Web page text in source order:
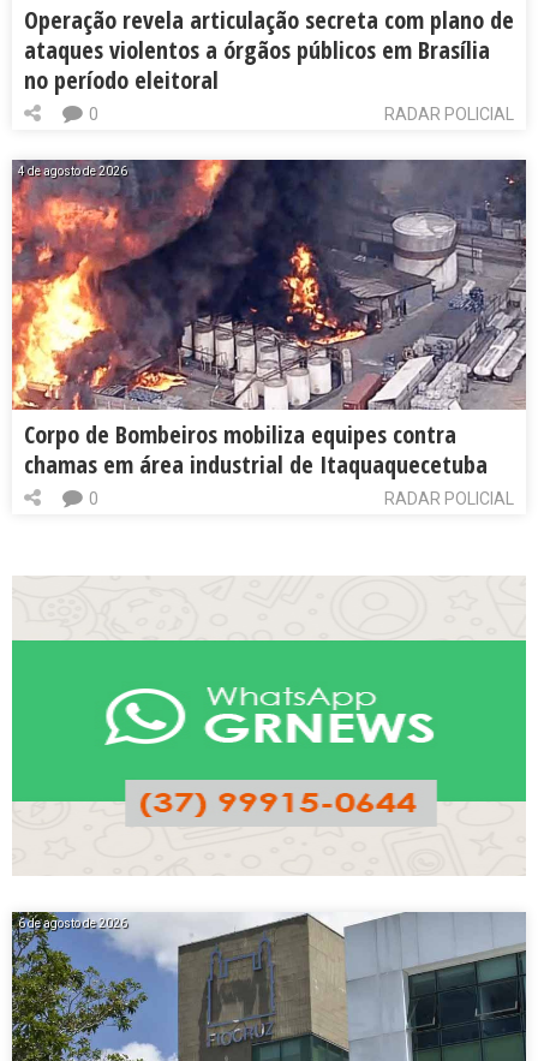
Operação revela articulação secreta com plano de
ataques violentos a órgãos públicos em Brasília
no período eleitoral
RADAR POLICIAL
0
4 de agosto de 2026
Corpo de Bombeiros mobiliza equipes contra
chamas em área industrial de Itaquaquecetuba
RADAR POLICIAL
0
6 de agosto de 2026